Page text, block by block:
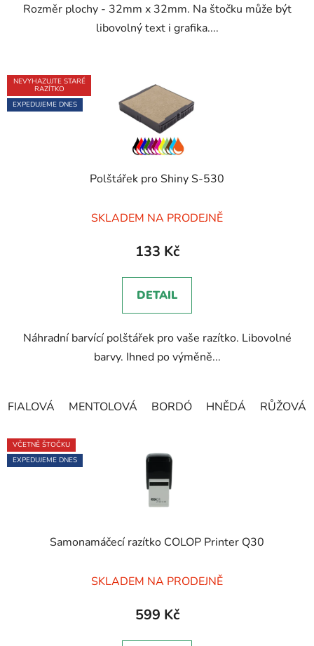
hvězdiček.
Rozměr plochy - 32mm x 32mm. Na štočku může být
libovolný text i grafika....
NEVYHAZUJTE STARÉ
RAZÍTKO
EXPEDUJEME DNES
Polštářek pro Shiny S-530
SKLADEM NA PRODEJNĚ
133 Kč
DETAIL
Náhradní barvící polštářek pro vaše razítko. Libovolné
barvy. Ihned po výměně...
FIALOVÁ MENTOLOVÁ BORDÓ HNĚDÁ RŮŽOVÁ
VČETNĚ ŠTOČKU
EXPEDUJEME DNES
Samonamáčecí razítko COLOP Printer Q30
hodnocení
produktu
SKLADEM NA PRODEJNĚ
599 Kč